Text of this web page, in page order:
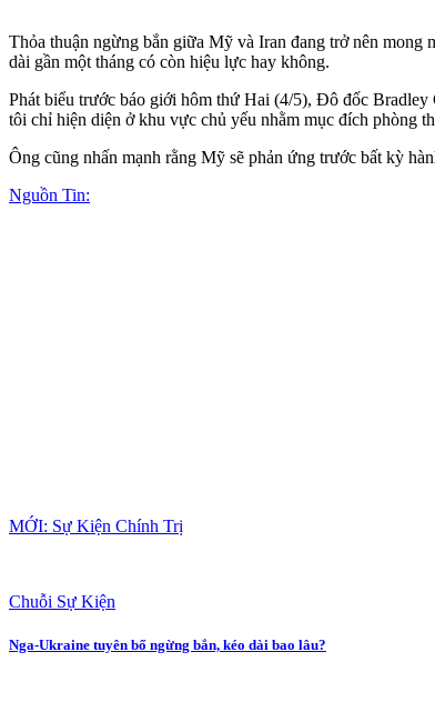
Thỏa thuận ngừng bắn giữa Mỹ và Iran đang trở nên mong
dài gần một tháng có còn hiệu lực hay không.
Phát biểu trước báo giới hôm thứ Hai (4/5), Đô đốc
tôi chỉ hiện diện ở khu vực chủ yếu nhằm mục đích phòng
Ông cũng nhấn mạnh rằng Mỹ sẽ phản ứng trước bất kỳ
Nguồn Tin:
MỚI: Sự Kiện Chính Trị
Chuỗi Sự Kiện
Nga-Ukraine tuyên bố ngừng bắn, kéo dài bao lâu?